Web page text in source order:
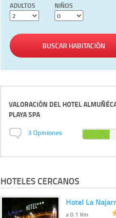
ADULTOS NIÑOS
BUSCAR HABITACIÓN
VALORACIÓN DELHOTEL
PLAYA SPA
3Opiniones
HOTELES CERCANOS
Hotel La
a 0.1 Km